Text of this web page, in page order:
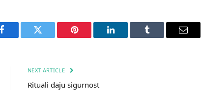
Facebook Twitter Pinterest LinkedIn Tumblr Email
NEXT ARTICLE
Rituali daju sigurnost